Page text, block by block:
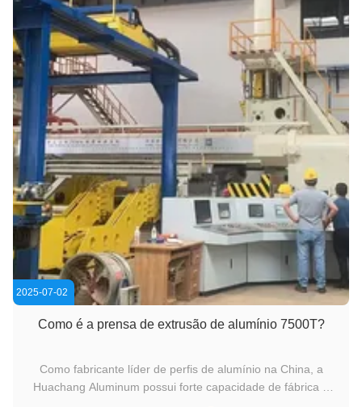
2025-07-02
Como é a prensa de extrusão de alumínio 7500T?
Como fabricante líder de perfis de alumínio na China, a
Huachang Aluminum possui forte capacidade de fábrica e